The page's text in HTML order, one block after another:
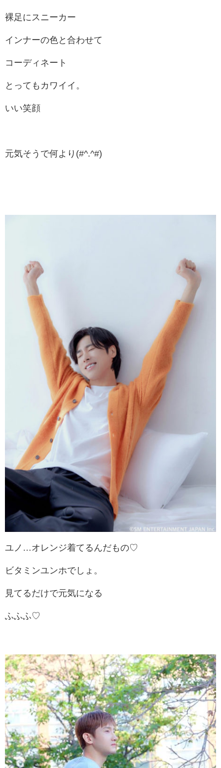
裸足にスニーカー
インナーの色と合わせて
コーディネート
とってもカワイイ。
いい笑顔
元気そうで何より(#^.^#)
ユノ…オレンジ着てるんだもの♡
ビタミンユンホでしょ。
見てるだけで元気になる
ふふふ♡